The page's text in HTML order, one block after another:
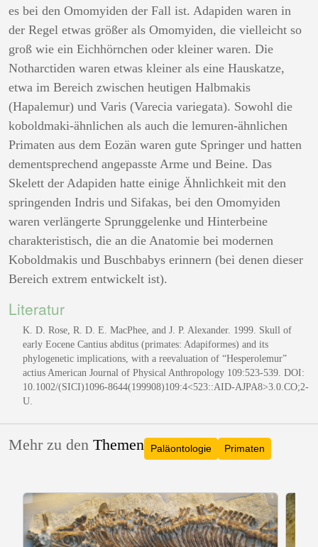
es bei den Omomyiden der Fall ist. Adapiden waren in
der Regel etwas größer als Omomyiden, die vielleicht so
groß wie ein Eichhörnchen oder kleiner waren. Die
Notharctiden waren etwas kleiner als eine Hauskatze,
etwa im Bereich zwischen heutigen Halbmakis
(Hapalemur) und Varis (Varecia variegata). Sowohl die
koboldmaki-ähnlichen als auch die lemuren-ähnlichen
Primaten aus dem Eozän waren gute Springer und hatten
dementsprechend angepasste Arme und Beine. Das
Skelett der Adapiden hatte einige Ähnlichkeit mit den
springenden Indris und Sifakas, bei den Omomyiden
waren verlängerte Sprunggelenke und Hinterbeine
charakteristisch, die an die Anatomie bei modernen
Koboldmakis und Buschbabys erinnern (bei denen dieser
Bereich extrem entwickelt ist).
Literatur
K. D. Rose, R. D. E. MacPhee, and J. P. Alexander. 1999. Skull of
early Eocene Cantius abditus (primates: Adapiformes) and its
phylogenetic implications, with a reevaluation of “Hesperolemur”
actius American Journal of Physical Anthropology 109:523-539. DOI:
10.1002/(SICI)1096-8644(199908)109:4<523::AID-AJPA8>3.0.CO;2-
U.
Mehr zu den Themen Paläontologie Primaten